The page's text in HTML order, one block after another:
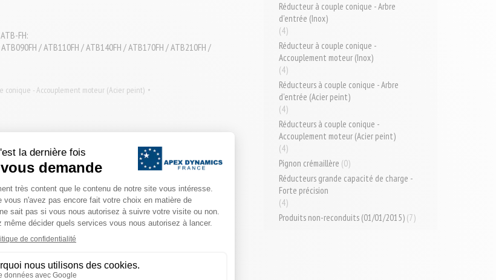
FH:
/ ATB110FH / ATB140FH / ATB170FH / ATB210FH /
conique - Accouplement moteur (Acier peint)
Réducteur à couple conique - Arbre
d'entrée (Inox)
(4)
Réducteur à couple conique -
Accouplement moteur (Inox)
(4)
Réducteurs à couple conique - Arbre
d'entrée (Acier peint)
(4)
Réducteurs à couple conique -
Accouplement moteur (Acier peint)
(4)
Pignon crémaillère (0)
Réducteurs grande capacité de charge -
Forte précision
(4)
Produits non-reconduits (01/01/2015) (7)